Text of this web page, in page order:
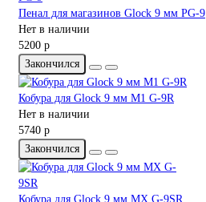
Пенал для магазинов Glock 9 мм PG-9
Нет в наличии
5200 р
Закончился
Кобура для Glock 9 мм M1 G-9R
Нет в наличии
5740 р
Закончился
Кобура для Glock 9 мм MX G-9SR